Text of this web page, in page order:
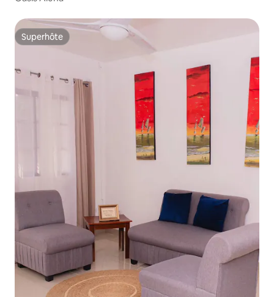
Superhôte
Superhôte